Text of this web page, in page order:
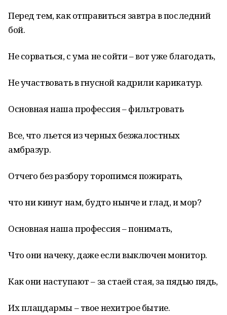
Перед тем, как отправиться завтра в последний
бой.
Не сорваться, с ума не сойти – вот уже благодать,
Не участвовать в гнусной кадрили карикатур.
Основная наша профессия – фильтровать
Все, что льется из черных безжалостных
амбразур.
Отчего без разбору торопимся пожирать,
что ни кинут нам, будто нынче и глад, и мор?
Основная наша профессия – понимать,
Что они начеку, даже если выключен монитор.
Как они наступают – за стаей стая, за пядью пядь,
Их плацдармы – твое нехитрое бытие.